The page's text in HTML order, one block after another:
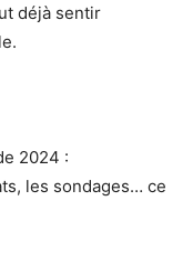
déjà sentir
2024 :
les sondages… ce